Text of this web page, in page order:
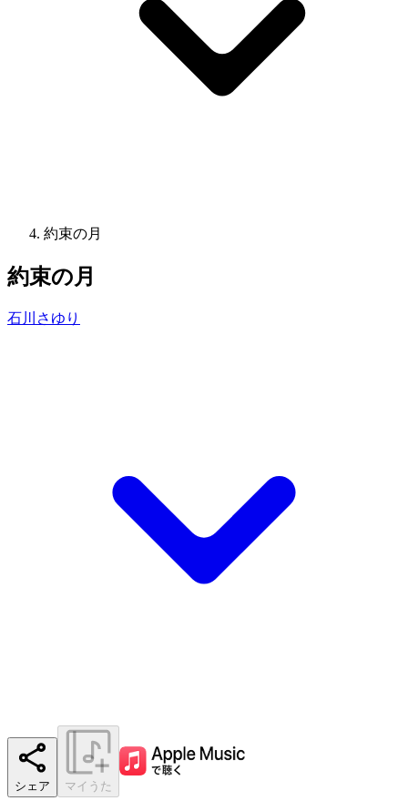
約束の月
約束の月
石川さゆり
シェア マイうた